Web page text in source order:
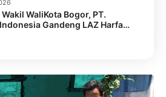
Building Staf
WaliKota Bogor, PT.
Gandeng LAZ Harfa
Off Meeting Program